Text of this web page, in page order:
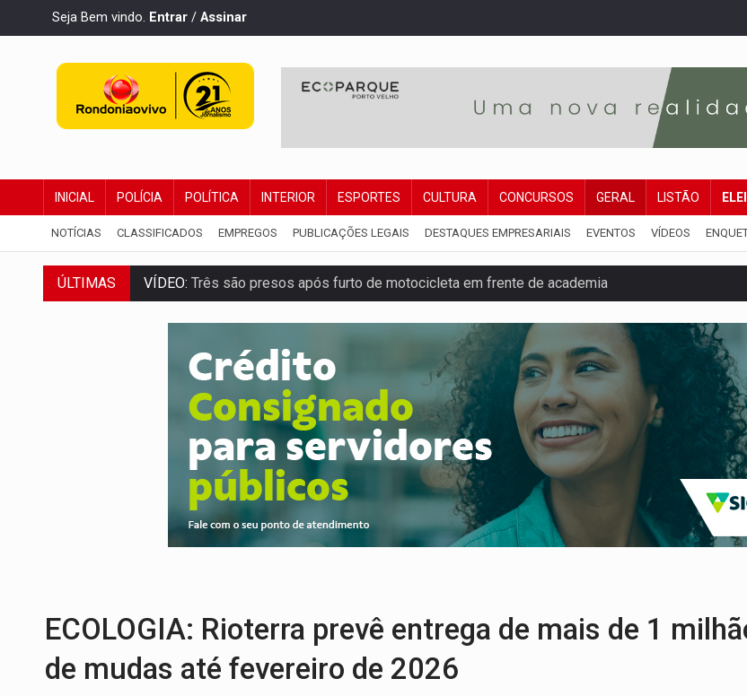
Seja Bem vindo. Entrar / Assinar
INICIAL POLÍCIA POLÍTICA INTERIOR ESPORTES CULTURA CONCURSOS GERAL LISTÃO
NOTÍCIAS CLASSIFICADOS EMPREGOS PUBLICAÇÕES LEGAIS DESTAQUES EMPRESARIAIS EVENTOS VÍDEOS
ÚLTIMAS CELEBRAÇÃO:Cerejeiras completa 43 anos de emancipação com programação esportiva
SAÚDE:Anvisa desmente boato sobre presença de plástico ou petróleo em ovos
Pitbulls fogem de residência e atacam casal de idosos na zona Leste
AÇÃO CONJUNTA: Forças policiais apreendem cerca de 1kg de ouro em Rondônia
PF ESTÁ APURANDO:Flávio Bolsonaro escolhe Alfredo Gaspar como vice, alvo de denúncia por
Homem é esfaqueado no peito durante briga entre vizinhos
Denarc e Receita Federal apreendem 12 kg de skunk e arma que iam para o Sudeste
OPERAÇÃO DA PC:Membros do CV são presos com armas e drogas após crime de tortur@
ECOLOGIA: Rioterra prevê entrega de mais de 1
de mudas até fevereiro de 2026